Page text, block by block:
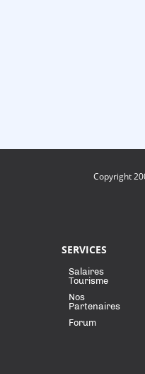
Copyright
SERVICES
Salaires
Tourisme
Nos
Partenaires
Forum